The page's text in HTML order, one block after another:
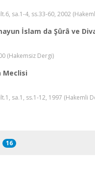
sa.1-4, ss.33-60, 2002
İslam da Şûrâ ve
(Hakemsiz Dergi)
Meclisi
sa.1, ss.1-12, 1997 (Hakemli
16